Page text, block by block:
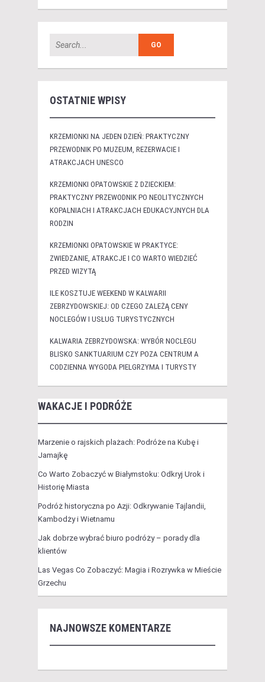
OSTATNIE WPISY
KRZEMIONKI NA JEDEN DZIEŃ: PRAKTYCZNY
PRZEWODNIK PO MUZEUM, REZERWACIE I
ATRAKCJACH UNESCO
KRZEMIONKI OPATOWSKIE Z DZIECKIEM:
PRAKTYCZNY PRZEWODNIK PO NEOLITYCZNYCH
KOPALNIACH I ATRAKCJACH EDUKACYJNYCH DLA
RODZIN
KRZEMIONKI OPATOWSKIE W PRAKTYCE:
ZWIEDZANIE, ATRAKCJE I CO WARTO WIEDZIEĆ
PRZED WIZYTĄ
ILE KOSZTUJE WEEKEND W KALWARII
ZEBRZYDOWSKIEJ: OD CZEGO ZALEŻĄ CENY
NOCLEGÓW I USŁUG TURYSTYCZNYCH
KALWARIA ZEBRZYDOWSKA: WYBÓR NOCLEGU
BLISKO SANKTUARIUM CZY POZA CENTRUM A
CODZIENNA WYGODA PIELGRZYMA I TURYSTY
WAKACJE I PODRÓŻE
Marzenie o rajskich plażach: Podróże na Kubę i
Jamajkę
Co Warto Zobaczyć w Białymstoku: Odkryj Urok i
Historię Miasta
Podróż historyczna po Azji: Odkrywanie Tajlandii,
Kambodży i Wietnamu
Jak dobrze wybrać biuro podróży – porady dla
klientów
Las Vegas Co Zobaczyć: Magia i Rozrywka w Mieście
Grzechu
NAJNOWSZE KOMENTARZE